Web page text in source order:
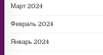
Март 2024
Февраль 2024
Январь 2024